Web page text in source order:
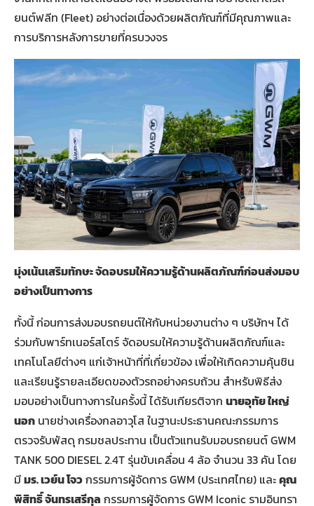
ยนต์ฟลีท (Fleet) อย่างต่อเนื่องด้วยผลิตภัณฑ์ที่มีคุณภาพและ
การบริการหลังการขายที่ครบวงจร
มุ่งเน้นเสริมทักษะ จัดอบรมให้ความรู้ด้านผลิตภัณฑ์ก่อนส่งมอบ
อย่างเป็นทางการ
ทั้งนี้ ก่อนการส่งมอบรถยนต์ให้กับหน่วยงานต่าง ๆ บริษัทฯ ได้
ร่วมกับพาร์ทเนอร์สโตร์ จัดอบรมให้ความรู้ด้านผลิตภัณฑ์และ
เทคโนโลยีต่างๆ แก่เจ้าหน้าที่ที่เกี่ยวข้อง เพื่อให้เกิดความคุ้นชิน
และเรียนรู้รายละเอียดของตัวรถอย่างครบถ้วน สำหรับพิธีส่ง
มอบอย่างเป็นทางการในครั้งนี้ ได้รับเกียรติจาก นายอุทัย ใหญ่
นอก นายช่างเครื่องกลอาวุโส ในฐานะประธานคณะกรรมการ
ตรวจรับพัสดุ กรมชลประทาน เป็นตัวแทนรับมอบรถยนต์ GWM
TANK 500 DIESEL 2.4T รุ่นขับเคลื่อน 4 ล้อ จำนวน 33 คัน โดย
มีมร. เวย์น โจวกรรมการผู้จัดการ GWM (ประเทศไทย) และคุณ
พิสิทธิ์ จันทรเสรีกุล กรรมการผู้จัดการ GWM Iconic รามอินทรา